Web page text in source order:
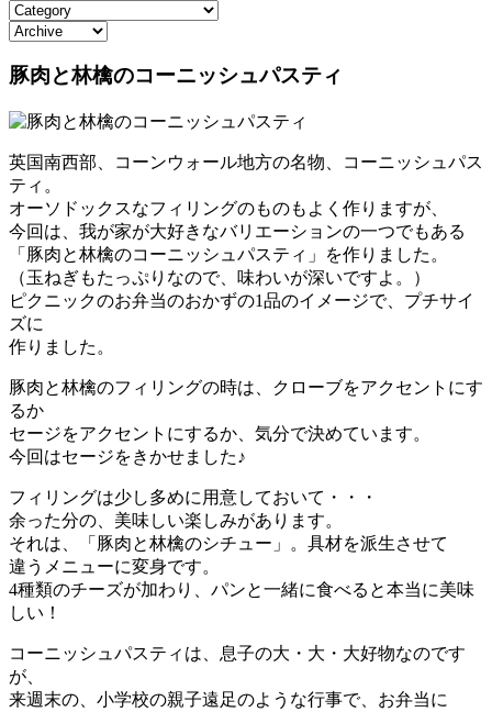
豚肉と林檎のコーニッシュパスティ
英国南西部、コーンウォール地方の名物、コーニッシュパス
ティ。
オーソドックスなフィリングのものもよく作りますが、
今回は、我が家が大好きなバリエーションの一つでもある
「豚肉と林檎のコーニッシュパスティ」を作りました。
（玉ねぎもたっぷりなので、味わいが深いですよ。）
ピクニックのお弁当のおかずの1品のイメージで、プチサイ
ズに
作りました。
豚肉と林檎のフィリングの時は、クローブをアクセントにす
るか
セージをアクセントにするか、気分で決めています。
今回はセージをきかせました♪
フィリングは少し多めに用意しておいて・・・
余った分の、美味しい楽しみがあります。
それは、「豚肉と林檎のシチュー」。具材を派生させて
違うメニューに変身です。
4種類のチーズが加わり、パンと一緒に食べると本当に美味
しい！
コーニッシュパスティは、息子の大・大・大好物なのです
が、
来週末の、小学校の親子遠足のような行事で、お弁当に